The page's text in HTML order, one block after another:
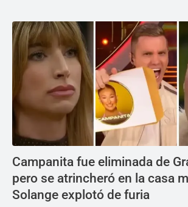
Campanita fue eliminada de
pero se atrincheró en la casa
Solange explotó de furia